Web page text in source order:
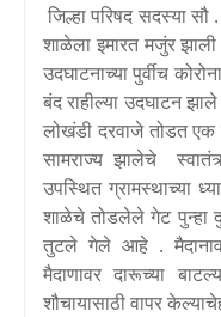
जिल्हा परिषद सदस्या
शाळेला इमारत मजुंर
उदघाटनाच्या पुर्वीच
बंद राहील्या उदघाटन
लोखंडी दरवाजे तोडत
सामराज्य झालेचे
उपस्थित ग्रामस्थाच्या
शाळेचे तोडलेले गेट पुन्हा
तुटले गेले आहे .
मैदाणावर दारूच्या
शौचायासाठी वापर